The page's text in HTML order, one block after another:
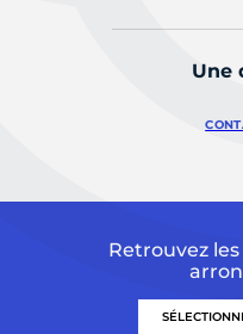
Une
Retrouvez